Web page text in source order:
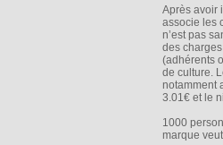
Après avoir
associe les
n’est pas
des
(adhérents
de culture.
notamment
3.01€ et le
1000
marque